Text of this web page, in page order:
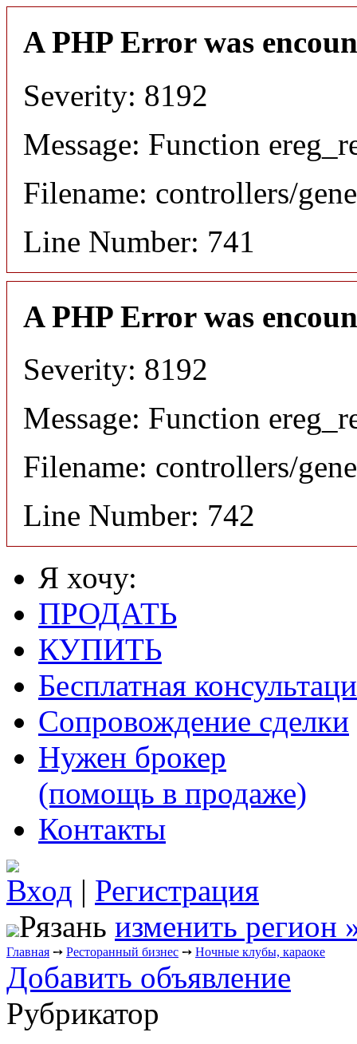
A PHP Error was
Severity: 8192
Message: Function
Filename: controllers/
Line Number: 741
A PHP Error was
Severity: 8192
Message: Function
Filename: controllers/
Line Number: 742
Я хочу:
ПРОДАТЬ
КУПИТЬ
Бесплатная
Сопровождение сделки
Нужен брокер
(помощь в продаже)
Контакты
Вход | Регистрация
Рязань изменить регион
Главная ➙ Ресторанный бизнес ➙ Ночные клубы, караоке
Добавить объявление
Рубрикатор